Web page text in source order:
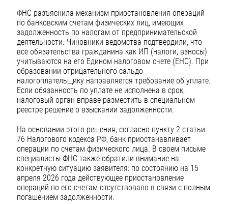
ФНС разъяснила механизм приостановления операций
по банковским счетам физических лиц, имеющих
задолженность по налогам от предпринимательской
деятельности. Чиновники ведомства подтвердили, что
все обязательства гражданина как ИП (налоги, взносы)
учитываются на его Едином налоговом счете (ЕНС). При
образовании отрицательного сальдо
налогоплательщику направляется требование об уплате.
Если обязанность по уплате не исполнена в срок,
налоговый орган вправе разместить в специальном
реестре решение о взыскании задолженности.
На основании этого решения, согласно пункту 2 статьи
76 Налогового кодекса РФ, банк приостанавливает
операции по счетам физического лица. В своем письме
специалисты ФНС также обратили внимание на
конкретную ситуацию заявителя: по состоянию на 15
апреля 2026 года действующее приостановление
операций по его счетам отсутствовало в связи с полным
погашением задолженности.